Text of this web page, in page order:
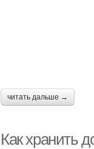
читать дальше →
Как хранить